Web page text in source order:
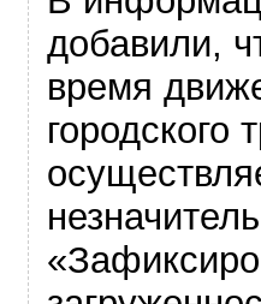
добавили,
время
городского